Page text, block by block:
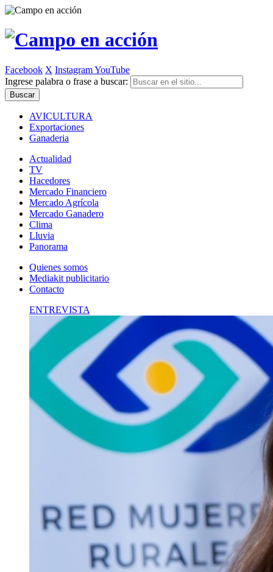
Facebook X InstagramYouTube
Ingrese palabra o frase a buscar:
AVICULTURA
Exportaciones
Ganaderia
Actualidad
TV
Hacedores
Mercado Financiero
Mercado Agrícola
Mercado Ganadero
Clima
Lluvia
Panorama
Quienes somos
Mediakit publicitario
Contacto
ENTREVISTA